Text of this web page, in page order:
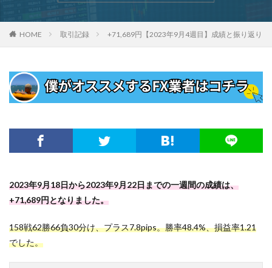
HOME 取引記録 +71,689円【2023年9月4週目】成績と振り返り
2023年9月18日から2023年9月22日までの一週間の成績は、
+71,689円となりました。
158戦62勝66負30分け、プラス7.8pips。勝率48.4%、損益率1.21
でした。